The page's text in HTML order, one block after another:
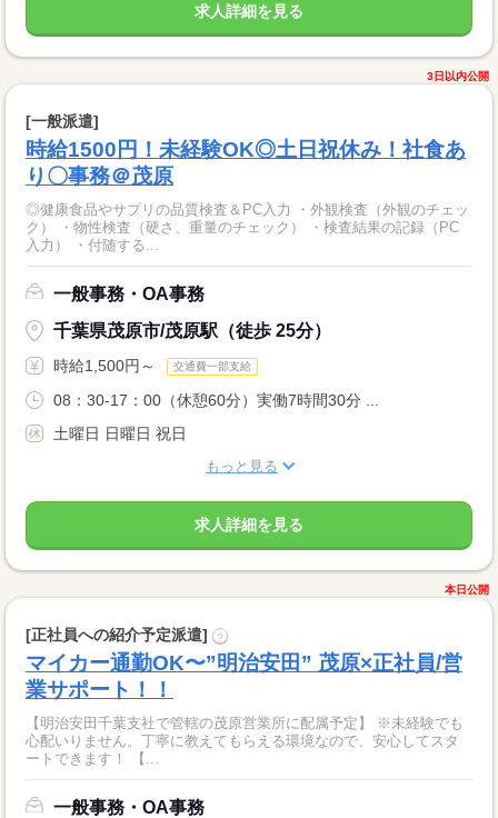
求人詳細を見る
3日以内公開
[一般派遣]
時給1500円！未経験OK◎土日祝休み！社食あ
り〇事務＠茂原
◎健康食品やサプリの品質検査＆PC入力 ・外観検査（外観のチェッ
ク） ・物性検査（硬さ、重量のチェック） ・検査結果の記録（PC
入力） ・付随する...
一般事務・OA事務
千葉県茂原市/茂原駅（徒歩 25分）
時給1,500円～ 交通費一部支給
08：30-17：00（休憩60分）実働7時間30分 ...
土曜日 日曜日 祝日
もっと見る
求人詳細を見る
本日公開
[正社員への紹介予定派遣] ?
マイカー通勤OK〜”明治安田” 茂原×正社員/営
業サポート！！
【明治安田千葉支社で管轄の茂原営業所に配属予定】 ※未経験でも
心配いりません。丁寧に教えてもらえる環境なので、安心してスタ
ートできます！ 【...
一般事務・OA事務